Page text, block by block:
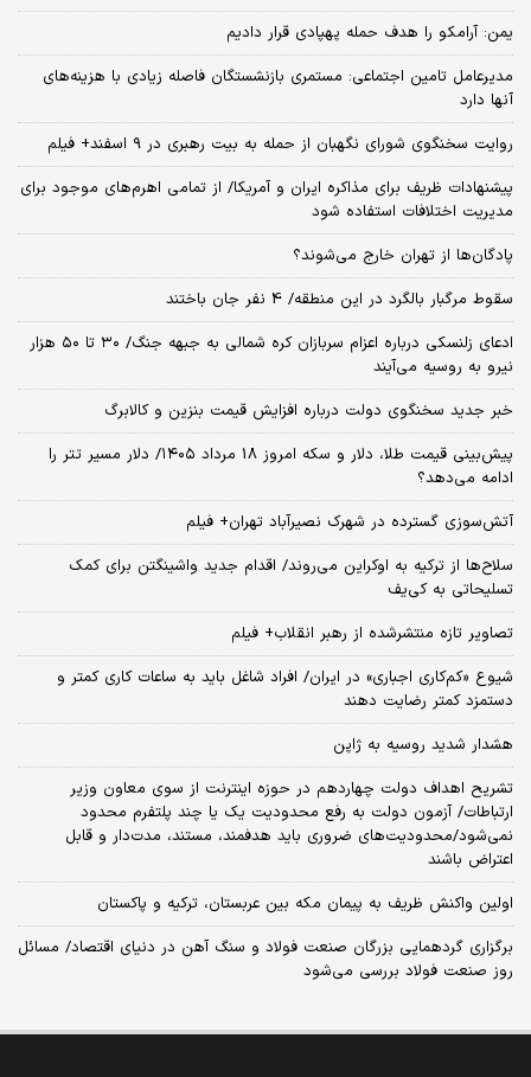
یمن: آرامکو را هدف حمله پهپادی قرار دادیم
مدیرعامل تامین اجتماعی: مستمری بازنشستگان فاصله زیادی با هزینه‌های
آنها دارد
روایت سخنگوی شورای نگهبان از حمله به بیت رهبری در ۹ اسفند+ فیلم
پیشنهادات ظریف برای مذاکره ایران و آمریکا/ از تمامی اهرم‌های موجود برای
مدیریت اختلافات استفاده شود
پادگان‌ها از تهران خارج می‌شوند؟
سقوط مرگبار بالگرد در این منطقه/ 4 نفر جان باختند
ادعای زلنسکی درباره اعزام سربازان کره شمالی به جبهه جنگ/ ۳۰ تا ۵۰ هزار
نیرو به روسیه می‌آیند
خبر جدید سخنگوی دولت درباره افزایش قیمت بنزین و کالابرگ
پیش‌بینی قیمت طلا، دلار و سکه امروز 18 مرداد ۱۴۰۵/ دلار مسیر تتر را
ادامه می‌دهد؟
آتش‌سوزی گسترده در شهرک نصیرآباد تهران+ فیلم
سلاح‌ها از ترکیه به اوکراین می‌روند/ اقدام جدید واشینگتن برای کمک
تسلیحاتی به کی‌یف
تصاویر تازه منتشرشده از رهبر انقلاب+ فیلم
شیوع «کم‌کاری اجباری» در ایران/ افراد شاغل باید به ساعات کاری کمتر و
دستمزد کمتر رضایت دهند
هشدار شدید روسیه به ژاپن
تشریح اهداف دولت چهاردهم در حوزه اینترنت از سوی معاون وزیر
ارتباطات/ آزمون دولت به رفع محدودیت یک یا چند پلتفرم محدود
نمی‌‎شود/محدودیت‌های ضروری باید هدفمند، مستند، مدت‌دار و قابل
اعتراض باشند
اولین واکنش ظریف به پیمان مکه بین عربستان، ترکیه و پاکستان
برگزاری گردهمایی بزرگان صنعت فولاد و سنگ آهن در دنیای اقتصاد/ مسائل
روز صنعت فولاد بررسی می‌شود